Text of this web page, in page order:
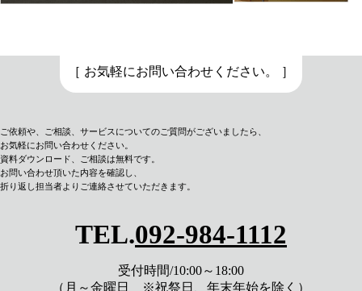
［ お気軽にお問い合わせください。 ］
ご依頼や、ご相談、サービスについてのご質問がございましたら、
お気軽にお問い合わせください。
資料ダウンロード、
ご相談は無料です。
お問い合わせ頂いた内容を確認し、
折り返し担当者よりご連絡させていただきます。
TEL.092-984-1112
受付時間/10:00～18:00
（月～金曜日 ※祝祭日、年末年始を除く）